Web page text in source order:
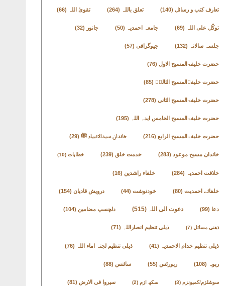
تعارف کتب و رسائل (140) تعلق باللہ (264) تقویٰ اللہ (66)
توکّل علی اللہ (69) جامعہ احمدیہ (50) جانور (32)
جلسہ سالانہ (132) جیوگرافی(57)
حضرت خلیفۃالمسیح الاول (76)
حضرت خلیفۃالمسیح الثالثؒ (85)
حضرت خلیفۃالمسیح الثانی(278)
حضرت خلیفۃالمسیح الخامس ایدہ اللہ (195)
حضرت خلیفۃالمسیح الرابع (216) خاندان سیدالانبیاء ﷺ(29)
خاندان مسیح موعود(283) خدمت خلق (239) خطابات(10)
خلافت احمدیہ (284) خلفاء راشدین (16)
خلفائے احمدیت(80) خودنوشت(44) درویش قادیان(154)
دعا (99) دعوت الی اللہ (515) دلچسپ مضامین (104)
ذھنی مسائل (7) ذیلی تنظیم انصاراللہ (71)
ذیلی تنظیم خدام الاحمدیہ (41) ذیلی تنظیم لجنہ اماء اللہ (76)
ربوہ (108) رپورٹس (55) سائنس (88)
سوشلزم/کمیونزم (3) سکھ ازم (2) سیروا فی الارض (81)